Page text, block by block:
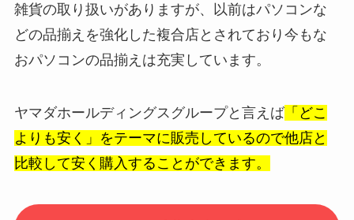
雑貨の取り扱いがありますが、以前はパソコンな
どの品揃えを強化した複合店とされており今もな
おパソコンの品揃えは充実しています。
ヤマダホールディングスグループと言えば「どこ
よりも安く」をテーマに販売しているので他店と
比較して安く購入することができます。